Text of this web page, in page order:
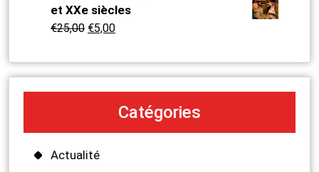
et XXe siècles
€25,00 €5,00
Catégories
Actualité